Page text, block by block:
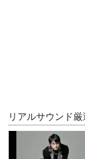
リアルサウンド